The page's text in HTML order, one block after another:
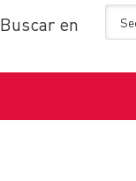
Buscar en